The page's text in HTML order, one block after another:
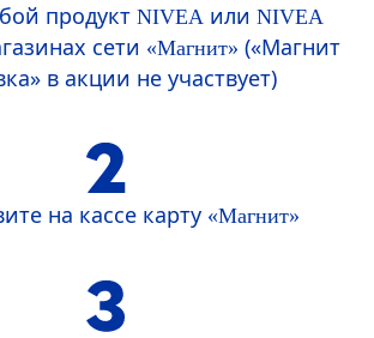
продукт NIVEA или NIVEA
сети «Магнит» («Магнит
в акции не участвует)
на кассе карту «Магнит»